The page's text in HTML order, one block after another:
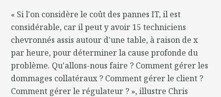
« Si l'on considère le coût des pannes IT, il est
considérable, car il peut y avoir 15 techniciens
chevronnés assis autour d'une table, à raison de x
par heure, pour déterminer la cause profonde du
problème. Qu'allons-nous faire ? Comment gérer les
dommages collatéraux ? Comment gérer le client ?
Comment gérer le régulateur ? », illustre Chris